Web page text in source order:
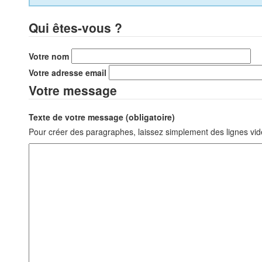
Qui êtes-vous ?
Votre nom
Votre adresse email
Votre message
Texte de votre message (obligatoire)
Pour créer des paragraphes, laissez simplement des lignes